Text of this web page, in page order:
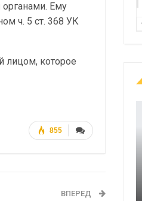
Ему
ч. 5 ст. 368 УК
лицом, которое
855
ВПЕРЕД